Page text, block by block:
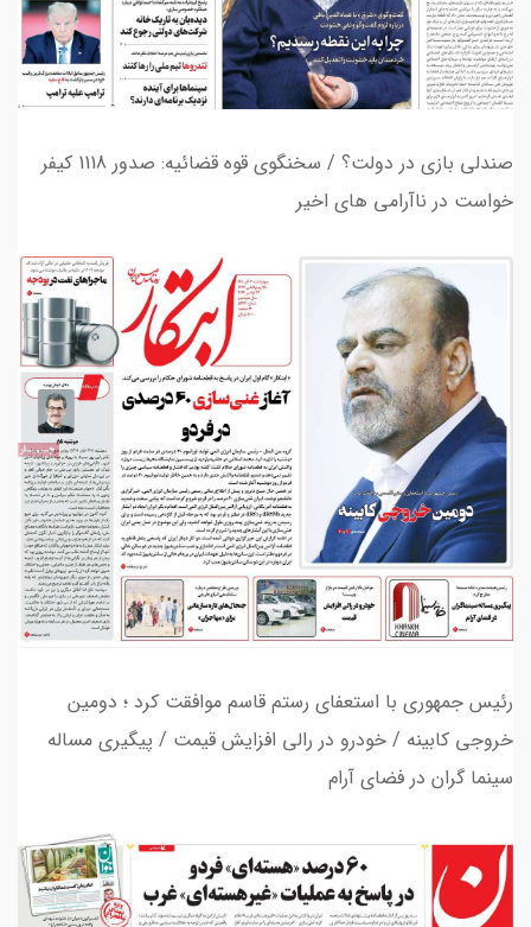
صندلی بازی در دولت؟ / سخنگوی قوه قضائیه: صدور 1118 کیفر
خواست در ناآرامی های اخیر
رئیس جمهوری با استعفای رستم قاسم موافقت کرد ؛ دومین
خروجی کابینه / خودرو در رالی افزایش قیمت / پیگیری مساله
سینما گران در فضای آرام